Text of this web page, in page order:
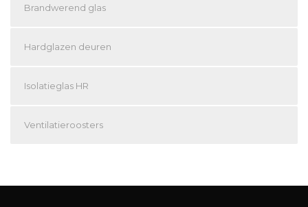
Brandwerend glas
Hardglazen deuren
Isolatieglas HR
Ventilatieroosters